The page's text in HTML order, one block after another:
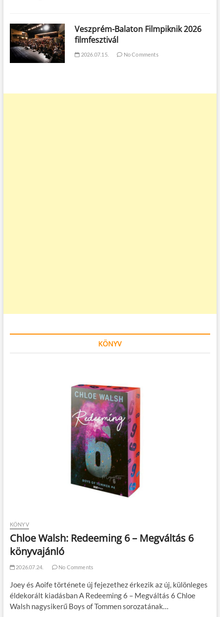
Veszprém-Balaton Filmpiknik 2026
filmfesztivál
2026.07.15. No Comments
KÖNYV
KÖNYV
Chloe Walsh: Redeeming 6 – Megváltás 6
könyvajánló
2026.07.24. No Comments
Joey és Aoife története új fejezethez érkezik az új, különleges
éldekorált kiadásban A Redeeming 6 – Megváltás 6 Chloe
Walsh nagysikerű Boys of Tommen sorozatának…